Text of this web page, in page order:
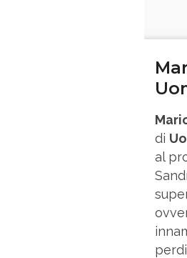
di
al